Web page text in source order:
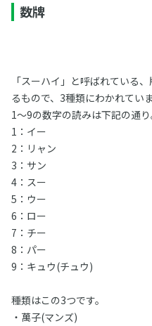
数牌
「スーハイ」と呼ばれている
るもので、3種類にわかれていま
1〜9の数字の読みは下記の通り
1：イー
2：リャン
3：サン
4：スー
5：ウー
6：ロー
7：チー
8：パー
9：キュウ(チュウ)
種類はこの3つです。
・萬子(マンズ)